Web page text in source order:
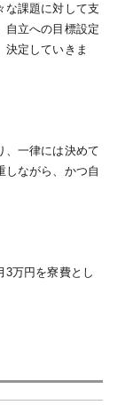
な課題に対して支
自立への目標設定
決定していきま
、一律には決めて
しながら、かつ自
3万円を寮費とし